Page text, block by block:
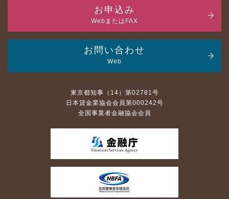
お申込み
WebまたはFAX
お問い合わせ
Web
東京都知事（14）第02781号
日本貸金業協会会員第000242号
全国事業者金融協会会員